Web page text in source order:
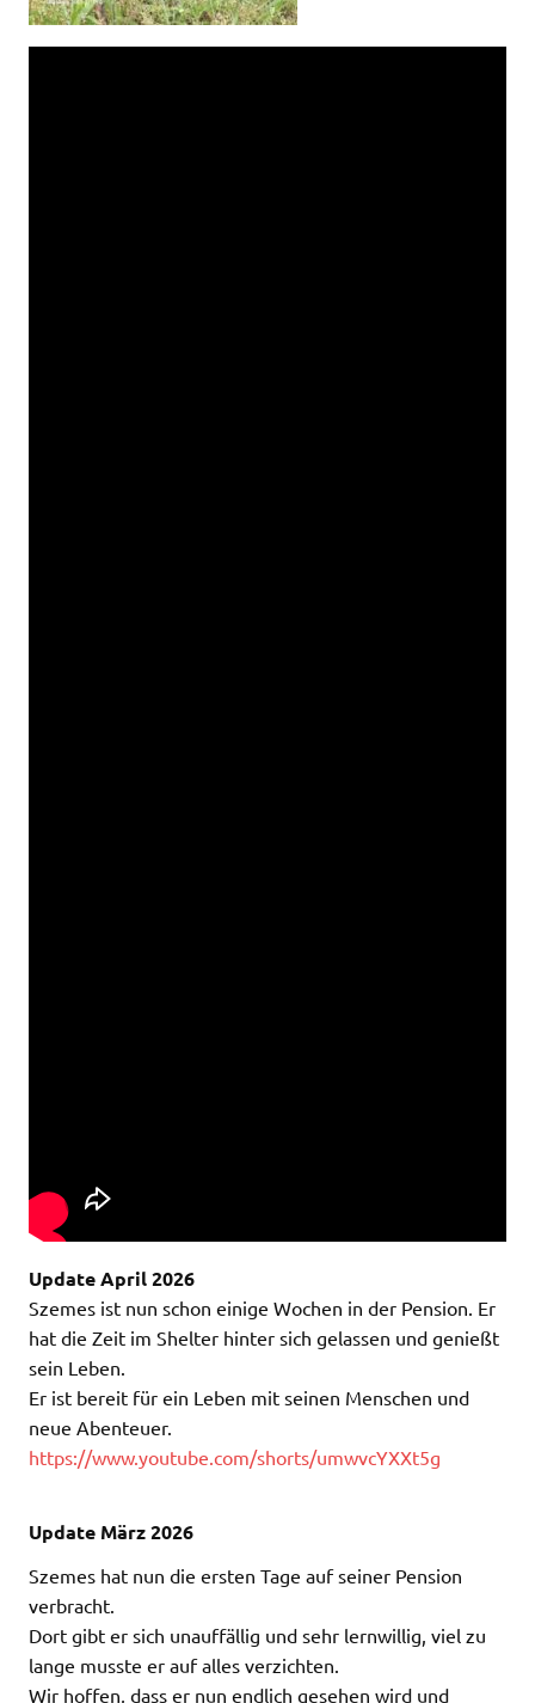
Update April 2026
Szemes ist nun schon einige Wochen in der Pension. Er
hat die Zeit im Shelter hinter sich gelassen und genießt
sein Leben.
Er ist bereit für ein Leben mit seinen Menschen und
neue Abenteuer.
https://www.youtube.com/shorts/umwvcYXXt5g
Update März 2026
Szemes hat nun die ersten Tage auf seiner Pension
verbracht.
Dort gibt er sich unauffällig und sehr lernwillig, viel zu
lange musste er auf alles verzichten.
Wir hoffen, dass er nun endlich gesehen wird und